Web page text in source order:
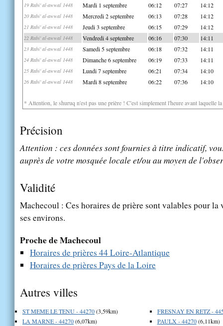
19 Rabi' al-awwal 1448 Mardi 1 septembre 06:12 07:27 14:12
20 Rabi' al-awwal 1448 Mercredi 2 septembre 06:13 07:28 14:12
21 Rabi' al-awwal 1448 Jeudi 3 septembre 06:15 07:29 14:12
22 Rabi' al-awwal 1448 Vendredi 4 septembre 06:16 07:30 14:11
23 Rabi' al-awwal 1448 Samedi 5 septembre 06:18 07:32 14:11
24 Rabi' al-awwal 1448 Dimanche 6 septembre 06:19 07:33 14:11
25 Rabi' al-awwal 1448 Lundi 7 septembre 06:21 07:34 14:10
26 Rabi' al-awwal 1448 Mardi 8 septembre 06:22 07:36 14:10
* Attention, le shuruq n'est pas une prière ! C'est simplement l'heure avant laquelle
Précision
Attention : ces données sont fournies à titre indicatif,
auprès de votre mosquée locale et/ou au moyen de
Validité
Machecoul : Ces horaires de prière sont valables pour
ses environs.
Proche de Machecoul
Horaires de prières 44 Loire-Atlantique
Horaires de prières Pays de la Loire
Autres villes
ST MEME LE TENU - 44270(3,59km)
LA MARNE - 44270(6,07km)
FRESNAY EN RETZ -
PAULX - 44270(6,11km)